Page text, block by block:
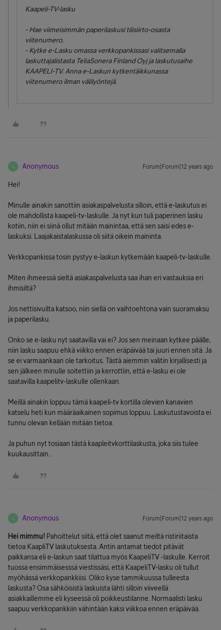
Kaapeli-TV-lasku
- Hae viimeisimmän paperilaskusi tilisiirto-osasta
viitenumero.
- Kytke e-Lasku omassa verkkopankissasi valitsemalla
laskuttajalistasta TeliaSonera Finland Oyj ja laskutusaihe
KAAPELI-TV. Anna e-Laskun kytkentäikkunassa
viitenumero ilman välilyöntejä.
A Anonymous Forum|Forum|12 years ago
Hei!
Minulle ainakin sanottiin asiakaspalvelusta silloin, että e-laskutus ei
ole mahdollista kaapeli-tv-laskulle. Ja nyt kun tuli paperinen lasku
kotiin, niin ei siinä ollut mitään mainintaa, että sen saisi edes e-
laskuksi. Laajakaistalaskussa oli siitä oikein maininta.
Verkkopankissa tosin pystyy e-laskun kytkemään kaapeli-tv-laskulle.
Miten ihmeessä sieltä asiakaspalvelusta saa ihan eri vastauksia eri
ihmisiltä?
Jos nettisivuilta katsoo, niin siellä on vaihtoehtona vain suoramaksu
ja paperilasku.
Onko se e-lasku nyt saatavilla vai ei? Jos sen meinaan kytkee päälle,
niin lasku saapuu ehkä viikko ennen eräpäivää tai juuri ennen sitä. Ja
se ei varmaankaan ole tarkoitus. Tästä aiemmin valitin kirjallisesti ja
sen jälkeen minulle soitettiin ja kerrottiin, että e-lasku ei ole
saatavilla kaapelitv-laskulle ollenkaan.
Meillä ainakin loppuu tämä kaapeli-tv kortilla olevien kanavien
katselu heti kun määräaikainen sopimus loppuu. Laskutustavoista ei
tunnu olevan kellään mitään tietoa.
Ja puhun nyt tosiaan tästä kaapleitvkorttilaskusta, joka siis tulee
kuukausittain..
A Anonymous Forum|Forum|12 years ago
Hei mimmu! Pahoittelut siitä, että olet saanut meiltä ristiriitaista
tietoa KaapliTV laskutuksesta. Antin antamat tiedot pitävät
paikkansa eli e-laskun saat tilattua myös KaapeliTV -laskulle. Kerroit
tuossa ensimmäisesssä viestissäsi, että KaapeliTV-lasku oli tullut
myöhässä verkkopankkiisi. Oliko kyse tammikuussa tulleesta
laskusta? Osa sähköisistä laskuista lähti silloin viiveellä
asiakkaillemme eli kyseessä oli poikkeustilanne. Normaalisti lasku
saapuu verkkopankkiin vähintään kaksi viikkoa ennen eräpäivää.